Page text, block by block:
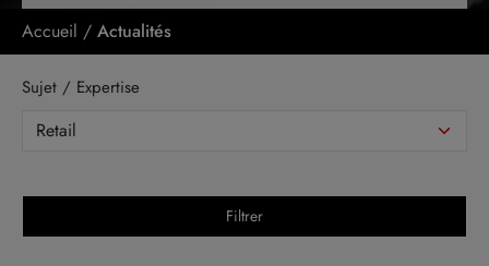
Accueil / Actualités
Sujet / Expertise